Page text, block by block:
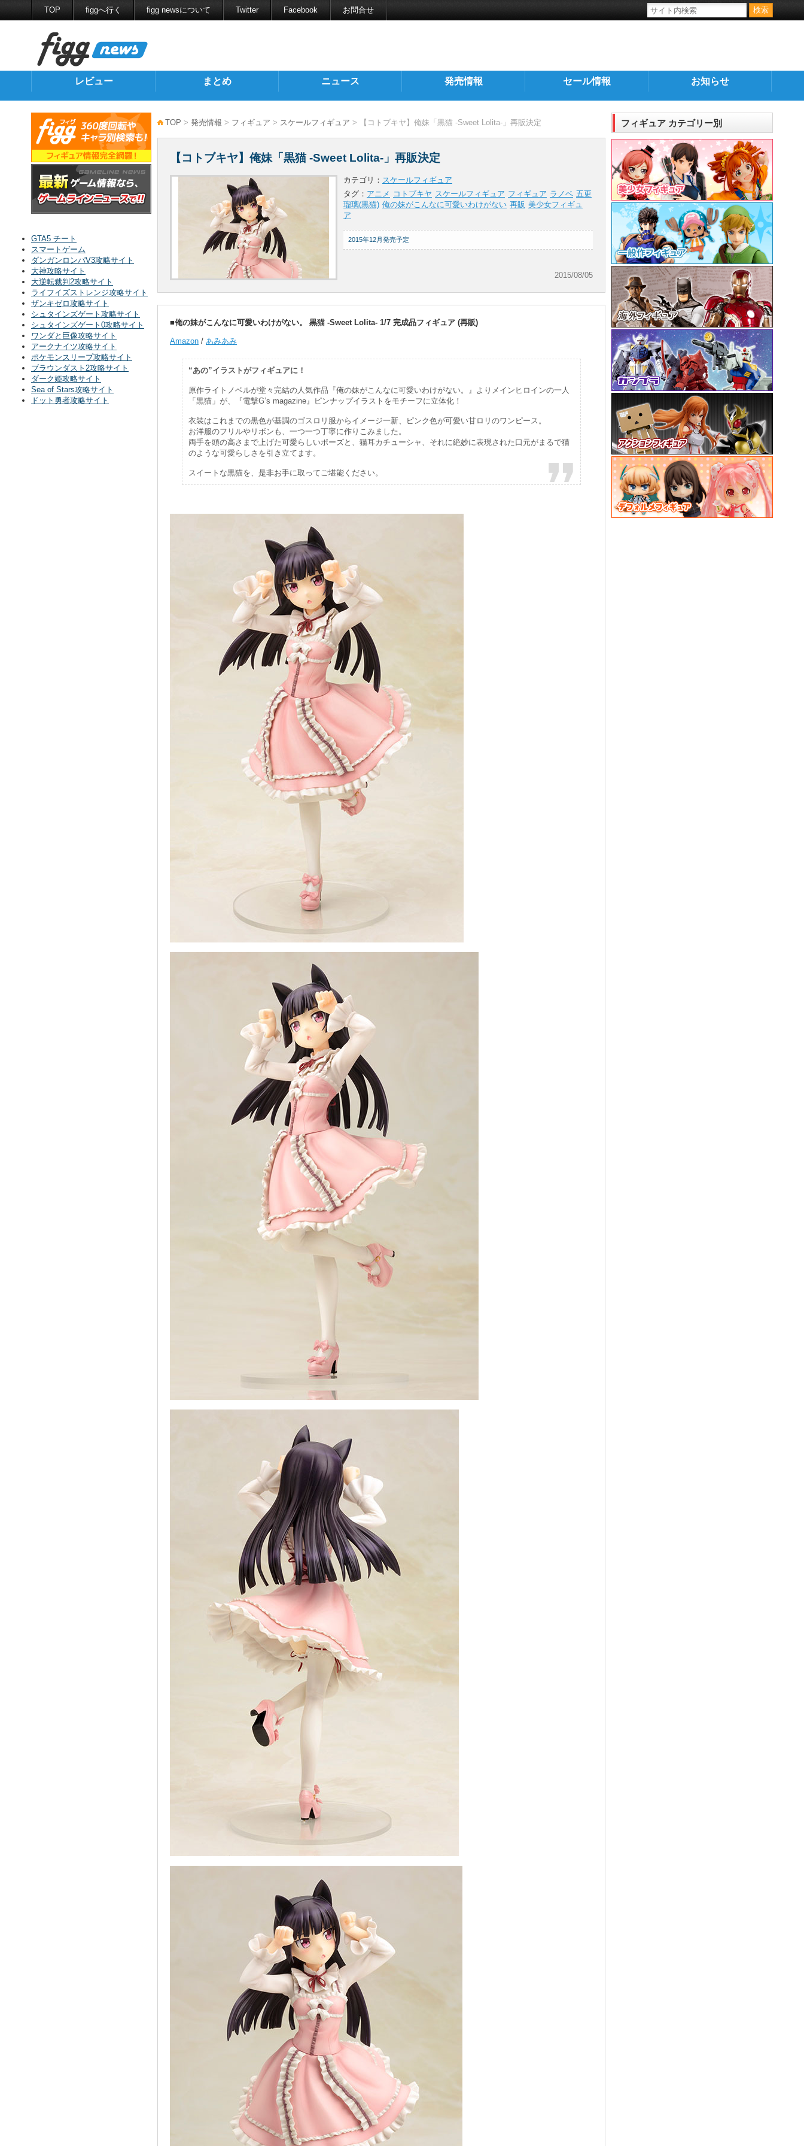
TOP figgへ行く figg newsについて Twitter Facebook お問合せ
レビュー まとめ ニュース 発売情報 セール情報 お知らせ
TOP > 発売情報 > フィギュア > スケールフィギュア > 【コトブキヤ】俺妹「黒猫 -Sweet Lolita-」再販決定
【コトブキヤ】俺妹「黒猫 -Sweet Lolita-」再販決定
カテゴリ： スケールフィギュア
タグ： アニメ コトブキヤ スケールフィギュア フィギュア ラノベ 五更
瑠璃(黒猫) 俺の妹がこんなに可愛いわけがない 再販 美少女フィギュ
ア
2015/08/05
2015年12月発売予定
■俺の妹がこんなに可愛いわけがない。 黒猫 -Sweet Lolita- 1/7 完成品フィギュア (再販)
Amazon / あみあみ
“あの”イラストがフィギュアに！
原作ライトノベルが堂々完結の人気作品『俺の妹がこんなに可愛いわけがない。』よりメインヒロインの一人
「黒猫」が、『電撃G’s magazine』ピンナップイラストをモチーフに立体化！
衣装はこれまでの黒色が基調のゴスロリ服からイメージ一新、ピンク色が可愛い甘ロリのワンピース。
お洋服のフリルやリボンも、一つ一つ丁寧に作りこみました。
両手を頭の高さまで上げた可愛らしいポーズと、猫耳カチューシャ、それに絶妙に表現された口元がまるで猫
のような可愛らしさを引き立てます。
スイートな黒猫を、是非お手に取ってご堪能ください。
GTA5 チート
スマートゲーム
ダンガンロンパV3攻略サイト
大神攻略サイト
大逆転裁判2攻略サイト
ライフイズストレンジ攻略サイト
ザンキゼロ攻略サイト
シュタインズゲート攻略サイト
シュタインズゲート0攻略サイト
ワンダと巨像攻略サイト
アークナイツ攻略サイト
ポケモンスリープ攻略サイト
ブラウンダスト2攻略サイト
ダーク姫攻略サイト
Sea of Stars攻略サイト
ドット勇者攻略サイト
フィギュア カテゴリー別